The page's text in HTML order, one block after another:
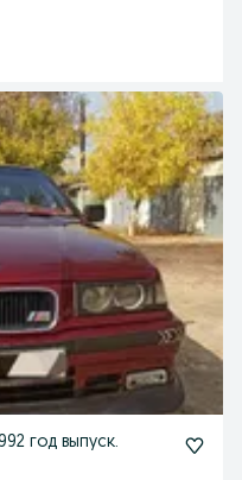
год выпуск.